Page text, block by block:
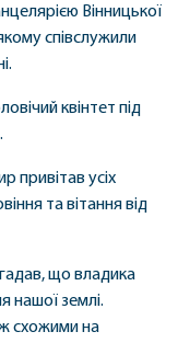
Вінницької
співслужили
квінтет під
привітав усіх
та вітання від
що владика
нашої землі.
ж схожими на